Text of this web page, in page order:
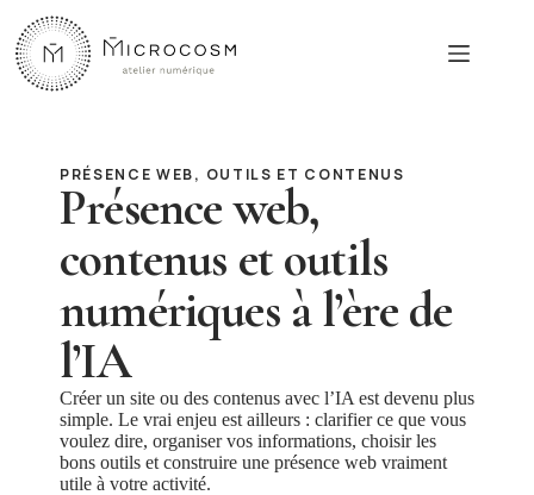
contenu
PRÉSENCE WEB, OUTILS ET CONTENUS
Présence web,
contenus et outils
numériques à l’ère de
l’IA
Créer un site ou des contenus avec l’IA est devenu plus
simple. Le vrai enjeu est ailleurs : clarifier ce que vous
voulez dire, organiser vos informations, choisir les
bons outils et construire une présence web vraiment
utile à votre activité.